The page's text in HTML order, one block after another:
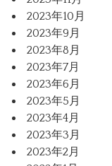
2023年10月
2023年9月
2023年8月
2023年7月
2023年6月
2023年5月
2023年4月
2023年3月
2023年2月